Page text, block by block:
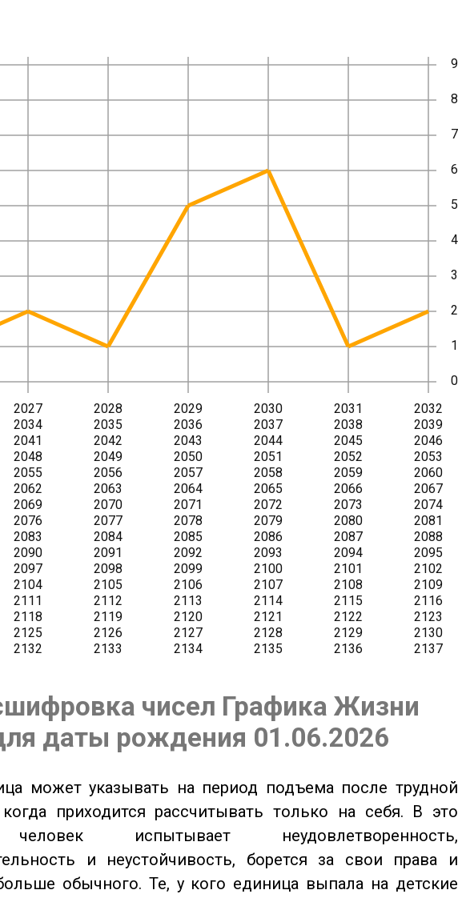
чисел Графика Жизни
даты рождения 01.06.2026
может указывать на период подъема после трудной
когда приходится рассчитывать только на себя. В это
испытывает неудовлетворенность,
и неустойчивость, борется за свои права и
обычного. Те, у кого единица выпала на детские